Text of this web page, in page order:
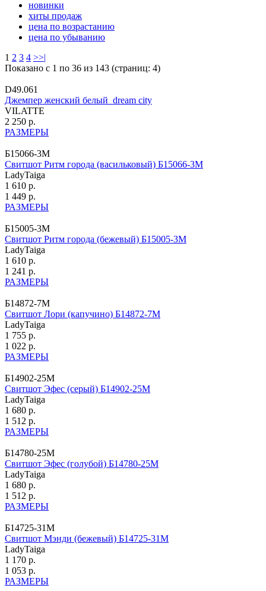
новинки
хиты продаж
цена по возрастанию
цена по убыванию
1 2 3 4 >>|
Показано с 1 по 36 из 143 (страниц: 4)
D49.061
Джемпер женский белый_dream city
VILATTE
2 250 р.
РАЗМЕРЫ
Б15066-3М
Свитшот Ритм города (васильковый) Б15066-3М
LadyTaiga
1 610 р.
1 449 р.
РАЗМЕРЫ
Б15005-3М
Свитшот Ритм города (бежевый) Б15005-3М
LadyTaiga
1 610 р.
1 241 р.
РАЗМЕРЫ
Б14872-7М
Свитшот Лори (капучино) Б14872-7М
LadyTaiga
1 755 р.
1 022 р.
РАЗМЕРЫ
Б14902-25М
Свитшот Эфес (серый) Б14902-25М
LadyTaiga
1 680 р.
1 512 р.
РАЗМЕРЫ
Б14780-25М
Свитшот Эфес (голубой) Б14780-25М
LadyTaiga
1 680 р.
1 512 р.
РАЗМЕРЫ
Б14725-31М
Свитшот Мэнди (бежевый) Б14725-31М
LadyTaiga
1 170 р.
1 053 р.
РАЗМЕРЫ